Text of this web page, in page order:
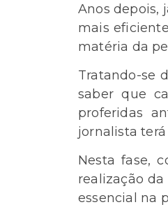
Anos depois,
mais
matéria da
Tratando-se
saber que
proferidas
jornalista
Nesta fase,
realização
essencial na